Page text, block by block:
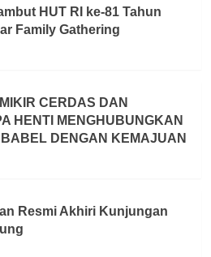
HUT RI ke-81 Tahun
Family Gathering
CERDAS DAN
HENTI MENGHUBUNGKAN
DENGAN KEMAJUAN
Resmi Akhiri Kunjungan